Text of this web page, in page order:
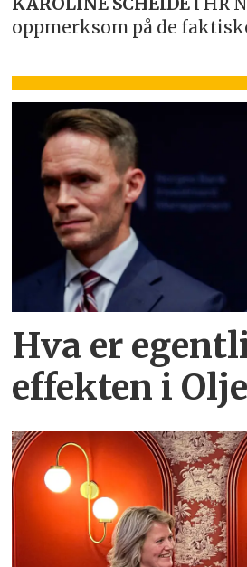
oppmerksom på de
Hva er
effekten i